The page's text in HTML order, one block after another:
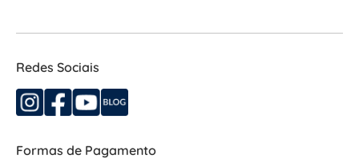
Redes Sociais
Formas de Pagamento